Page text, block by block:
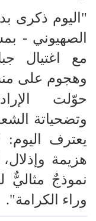
"اليوم ذكرى
الصهيوني -
مع اغتيال
وهجوم على
حوّلت
وتضحياتة
يعترف
هزيمة
نموذجٌ مثاليٌّ
وراء الكرامة".